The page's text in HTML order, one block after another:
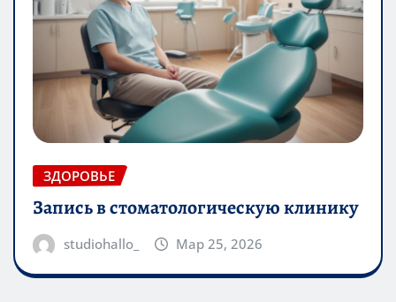
ЗДОРОВЬЕ
Запись в стоматологическую клинику
studiohallo_ Мар 25, 2026